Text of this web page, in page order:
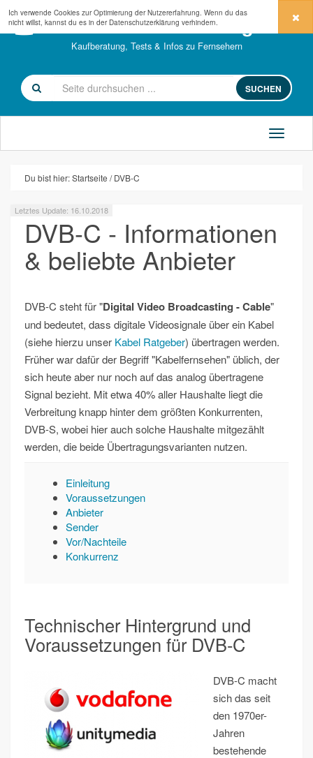
fernseher-kaufberatung.com
Kaufberatung, Tests & Infos zu Fernsehern
SUCHEN
Du bist hier:Startseite DVB-C
Letztes Update: 16.10.2018
DVB-C - Informationen
& beliebte Anbieter
DVB-C steht für "Digital Video Broadcasting - Cable"
und bedeutet, dass digitale Videosignale über ein Kabel
(siehe hierzu unser Kabel Ratgeber) übertragen werden.
Früher war dafür der Begriff "Kabelfernsehen" üblich, der
sich heute aber nur noch auf das analog übertragene
Signal bezieht. Mit etwa 40% aller Haushalte liegt die
Verbreitung knapp hinter dem größten Konkurrenten,
DVB-S, wobei hier auch solche Haushalte mitgezählt
werden, die beide Übertragungsvarianten nutzen.
Einleitung
Voraussetzungen
Anbieter
Sender
Vor/Nachteile
Konkurrenz
Technischer Hintergrund und
Voraussetzungen für DVB-C
DVB-C macht
sich das seit
den 1970er-
Jahren
bestehende
Ich verwende Cookies zur Optimierung der Nutzererfahrung. Wenn du das
nicht willst, kannst du es in der Datenschutzerklärung verhindern.